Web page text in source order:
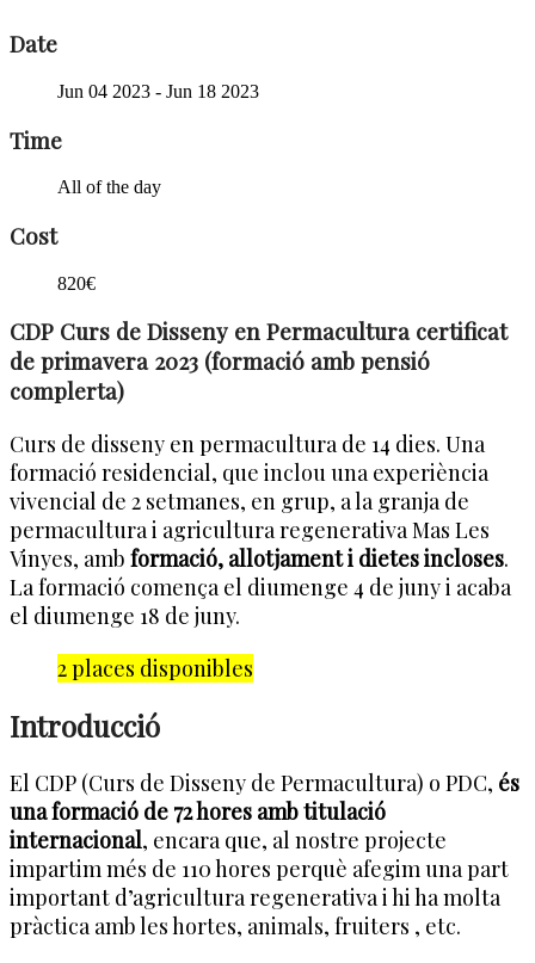
Date
Jun 04 2023 - Jun 18 2023
Time
All of the day
Cost
820€
CDP Curs de Disseny en Permacultura certificat
de primavera 2023 (formació amb pensió
complerta)
Curs de disseny en permacultura de 14 dies. Una
formació residencial, que inclou una experiència
vivencial de 2 setmanes, en grup, a la granja de
permacultura i agricultura regenerativa Mas Les
Vinyes, amb formació, allotjament i dietes incloses.
La formació comença el diumenge 4 de juny i acaba
el diumenge 18 de juny.
2 places disponibles
Introducció
El CDP (Curs de Disseny de Permacultura) o PDC, és
una formació de 72 hores amb titulació
internacional, encara que, al nostre projecte
impartim més de 110 hores perquè afegim una part
important d’agricultura regenerativa i hi ha molta
pràctica amb les hortes, animals, fruiters , etc.